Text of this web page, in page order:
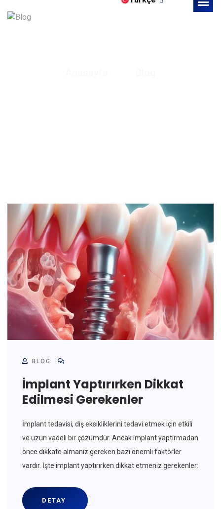
BLOG
İmplant Yaptırırken Dikkat
Edilmesi Gerekenler
İmplant tedavisi, diş eksikliklerini tedavi etmek için etkili
ve uzun vadeli bir çözümdür. Ancak implant yaptırmadan
önce dikkate almanız gereken bazı önemli faktörler
vardır. İşte implant yaptırırken dikkat etmeniz gerekenler:
DETAY